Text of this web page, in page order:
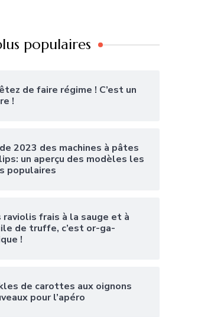
populaires
de faire régime ! C’est un
!
2023 des machines à pâtes
un aperçu des modèles les
populaires
raviolis frais à la sauge et à
de truffe, c’est or-ga-
!
de carottes aux oignons
pour l’apéro